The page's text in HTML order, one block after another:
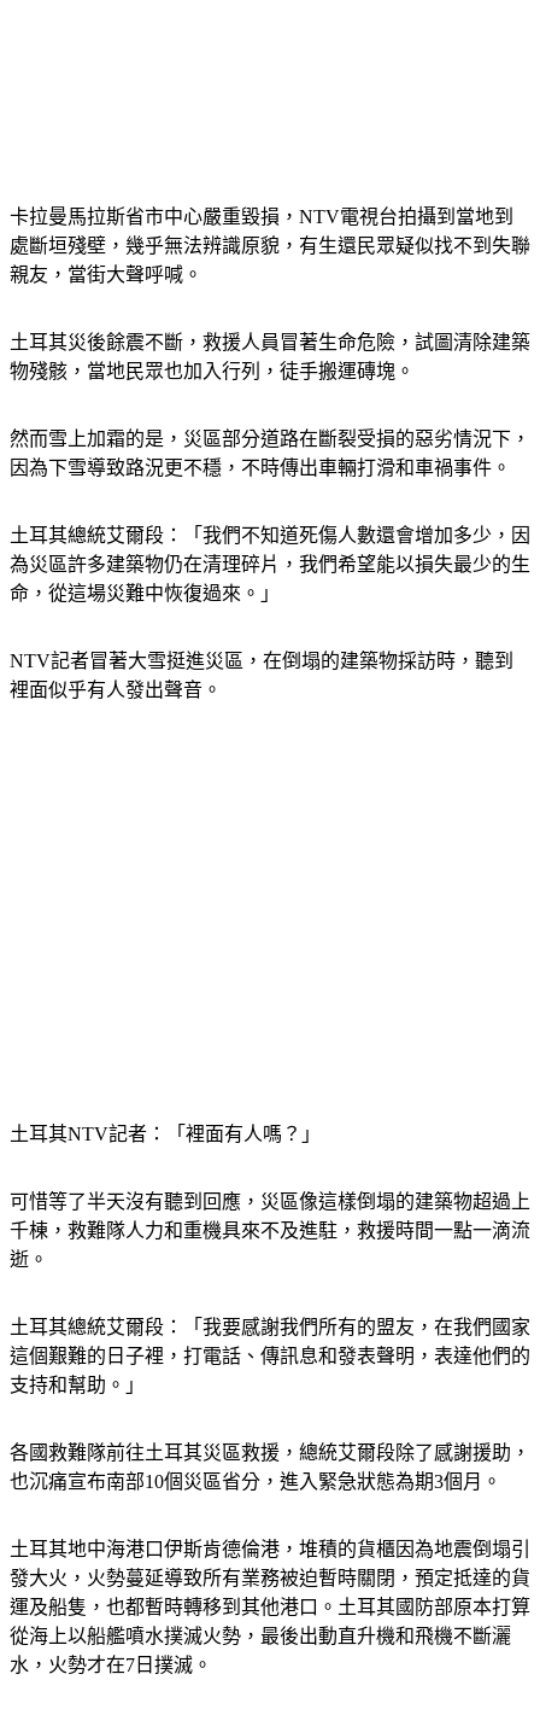
處斷垣殘壁，幾乎無法辨識原貌，有生還民眾疑似找不到失聯
親友，當街大聲呼喊。
物殘骸，當地民眾也加入行列，徒手搬運磚塊。
因為下雪導致路況更不穩，不時傳出車輛打滑和車禍事件。
為災區許多建築物仍在清理碎片，我們希望能以損失最少的生
命，從這場災難中恢復過來。」
裡面似乎有人發出聲音。
千棟，救難隊人力和重機具來不及進駐，救援時間一點一滴流
逝。
這個艱難的日子裡，打電話、傳訊息和發表聲明，表達他們的
支持和幫助。」
也沉痛宣布南部10個災區省分，進入緊急狀態為期3個月。
發大火，火勢蔓延導致所有業務被迫暫時關閉，預定抵達的貨
運及船隻，也都暫時轉移到其他港口。土耳其國防部原本打算
從海上以船艦噴水撲滅火勢，最後出動直升機和飛機不斷灑
水，火勢才在7日撲滅。